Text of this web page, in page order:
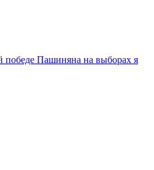
победе Пашиняна на выборах я